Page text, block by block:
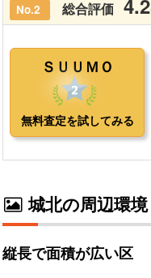
城北の周辺環境
縦長で面積が広い区